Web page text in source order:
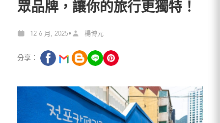
眾品牌，讓你的旅行更獨特！
12 6 月, 2025• 楊博元
分享：